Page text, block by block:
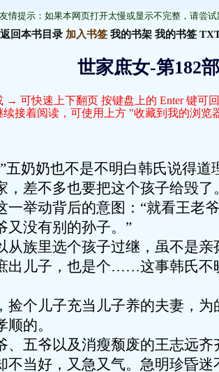
友情提示：如果本网页打开太慢或显示不完整，请尝试
返回本书目录 加入书签 我的书架 我的书签
世家庶女-第182
可快速上下翻页 按键盘上的 Enter 键可
接着阅读，可使用上方 "收藏到我的浏览
奶奶也不是不明白韩氏说得道
差不多也要把这个孩子给毁了。
一举动背后的意图：“就看王老
又没有别的孙子。”
从族里选个孩子过继，虽不是
出儿子，也是个……这事韩氏不
捡个儿子充当儿子养的夫妻，为
的。
、五爷以及消瘦颓废的王志远
不当好，又急又气。急明珍昏